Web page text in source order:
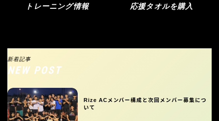
トレーニング情報 応援タオルを購入
新着記事
NEW POST
Rize ACメンバー構成と次回メンバー募集につ
いて